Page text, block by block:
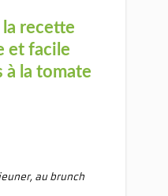
la recette
et facile
la tomate
au brunch